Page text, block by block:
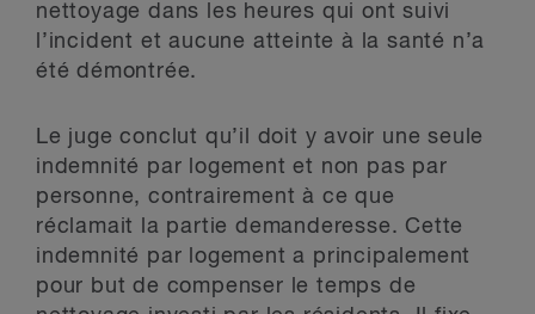
nettoyage dans les heures qui ont suivi
l’incident et aucune atteinte à la santé n’a
été démontrée.
Le juge conclut qu’il doit y avoir une seule
indemnité par logement et non pas par
personne, contrairement à ce que
réclamait la partie demanderesse. Cette
indemnité par logement a principalement
pour but de compenser le temps de